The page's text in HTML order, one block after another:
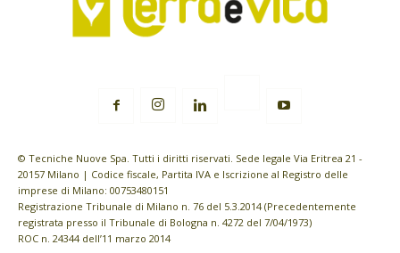
© Tecniche Nuove Spa. Tutti i diritti riservati. Sede legale Via Eritrea 21 -
20157 Milano | Codice fiscale, Partita IVA e Iscrizione al Registro delle
imprese di Milano: 00753480151
Registrazione Tribunale di Milano n. 76 del 5.3.2014 (Precedentemente
registrata presso il Tribunale di Bologna n. 4272 del 7/04/1973)
ROC n. 24344 dell’11 marzo 2014